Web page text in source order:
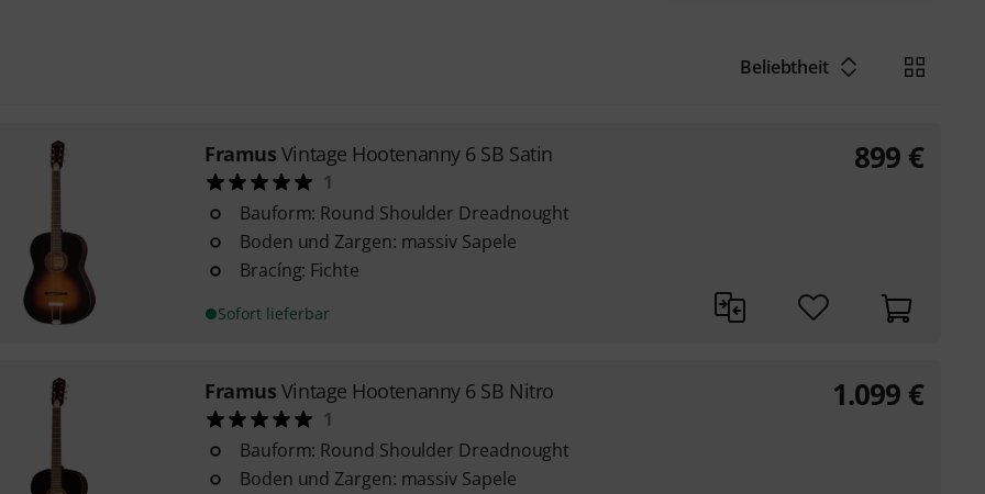
Beliebtheit
Framus Vintage Hootenanny 6 SB Satin
1
Bauform: Round Shoulder Dreadnought
Boden und Zargen: massiv Sapele
Bracíng: Fichte
Sofort lieferbar
899 €
Framus Vintage Hootenanny 6 SB Nitro
1
Bauform: Round Shoulder Dreadnought
Boden und Zargen: massiv Sapele
1.099 €